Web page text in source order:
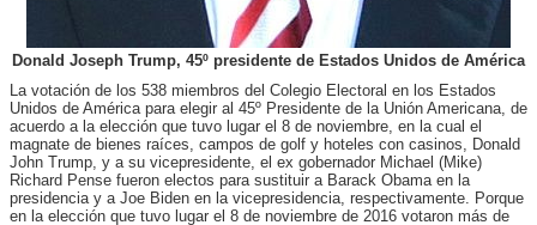
Donald Joseph Trump, 45º presidente de Estados Unidos de América
La votación de los 538 miembros del Colegio Electoral en los Estados
Unidos de América para elegir al 45º Presidente de la Unión Americana, de
acuerdo a la elección que tuvo lugar el 8 de noviembre, en la cual el
magnate de bienes raíces, campos de golf y hoteles con casinos, Donald
John Trump, y a su vicepresidente, el ex gobernador Michael (Mike)
Richard Pense fueron electos para sustituir a Barack Obama en la
presidencia y a Joe Biden en la vicepresidencia, respectivamente. Porque
en la elección que tuvo lugar el 8 de noviembre de 2016 votaron más de